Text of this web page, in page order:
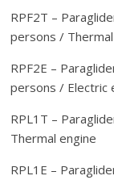
RPF2T –
persons /
RPF2E –
persons / Electric
RPL1T –
Thermal engine
RPL1E –